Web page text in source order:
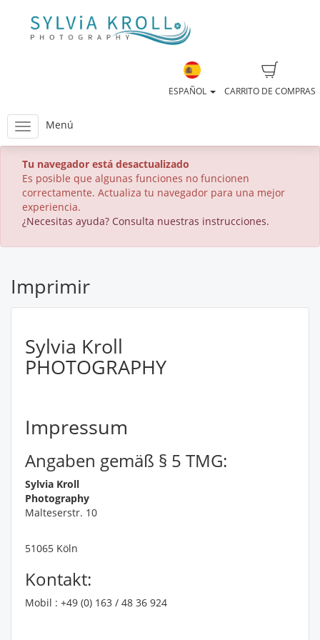
CARRITO DE COMPRAS
ESPAÑOL
Menú
Tu navegador está desactualizado
Es posible que algunas funciones no funcionen
correctamente. Actualiza tu navegador para una mejor
experiencia.
¿Necesitas ayuda? Consulta nuestras instrucciones.
Imprimir
Sylvia Kroll
PHOTOGRAPHY
Impressum
Angaben gemäß § 5 TMG:
Sylvia Kroll
Photography
Malteserstr. 10
51065 Köln
Kontakt:
Mobil : +49 (0) 163 / 48 36 924